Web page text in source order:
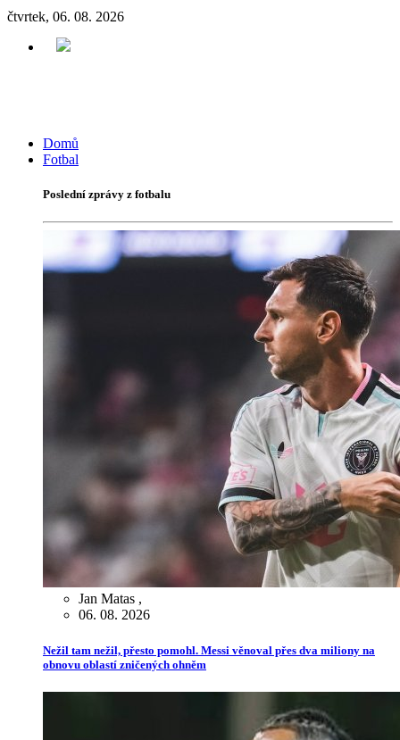
čtvrtek, 06. 08. 2026
Domů
Fotbal
Poslední zprávy z fotbalu
Jan Matas ,
06. 08. 2026
Nežil tam nežil, přesto pomohl. Messi věnoval přes dva miliony na
obnovu oblastí zničených ohněm